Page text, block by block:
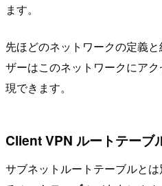
ます。
先ほどのネットワークの定義
ザーはこのネットワークにア
現できます。
Client VPN ルートテーブ
サブネットルートテーブルとは